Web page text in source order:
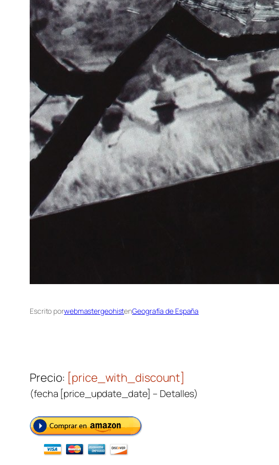
Escrito porwebmastergeohistenGeografía de España
Precio: [price_with_discount]
(fecha [price_update_date] – Detalles)